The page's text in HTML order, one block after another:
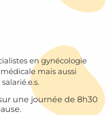
en gynécologie
mais aussi
une journée de 8h30